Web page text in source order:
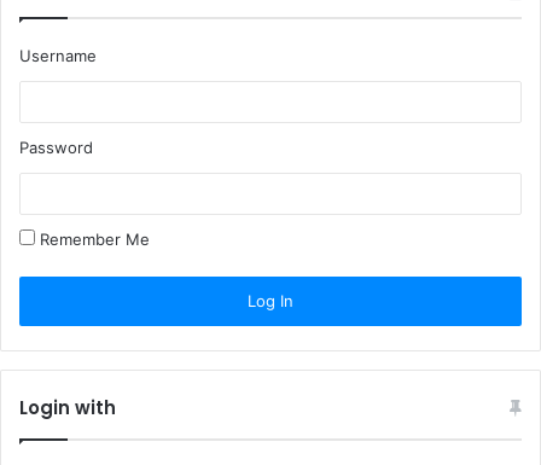
Username
Password
Remember Me
Login with